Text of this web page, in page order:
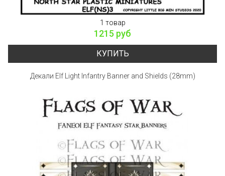
1 товар
1215 руб
КУПИТЬ
Декали Elf Light Infantry Banner and Shields (28mm)